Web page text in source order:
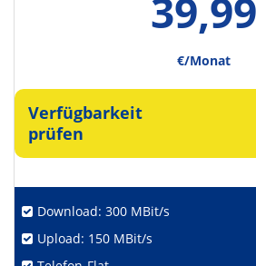
39,99
€/Monat
Verfügbarkeit
prüfen
Download: 300 MBit/s
Upload: 150 MBit/s